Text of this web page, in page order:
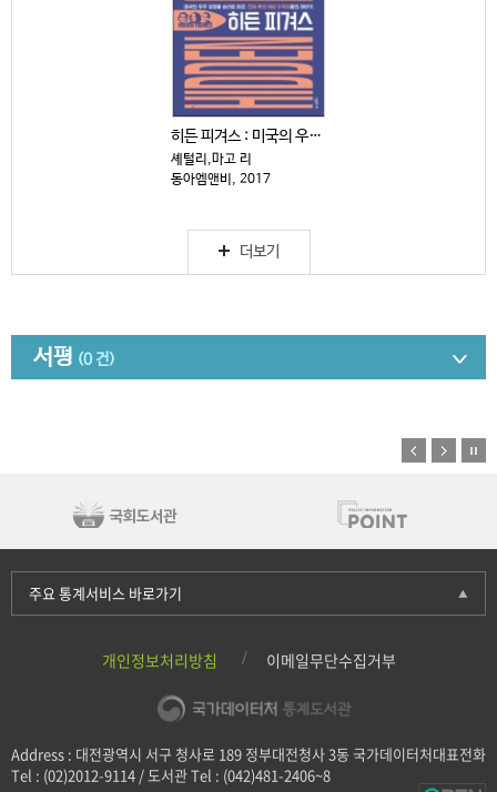
히든 피겨스 : 미국의 우주 경쟁을 승리로 이끈, 천재...
셰털리,마고 리
동아엠앤비, 2017
더보기
서평 (0 건)
개인정보처리방침 이메일무단수집거부
Address : 대전광역시 서구 청사로 189 정부대전청사 3동 국가데이터처대표전화
Tel : (02)2012-9114 / 도서관 Tel : (042)481-2406~8
주요 통계서비스 바로가기